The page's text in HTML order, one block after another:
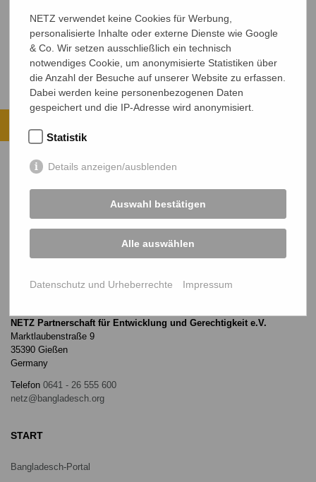
How They Stop It!
protestiert gegen Kürzungen in der
Entwicklungszusammenarbeit
Ihre Spende kommt an.
JETZT SPENDEN
Sichere SSL-Verbindung
NETZ Partnerschaft für Entwicklung und Gerechtigkeit e.V.
Marktlaubenstraße 9
35390 Gießen
Germany
Telefon 0641 - 26 555 600
netz@bangladesch.org
START
Bangladesch-Portal
NETZ verwendet keine Cookies für Werbung,
personalisierte Inhalte oder externe Dienste wie Google
& Co. Wir setzen ausschließlich ein technisch
notwendiges Cookie, um anonymisierte Statistiken über
die Anzahl der Besuche auf unserer Website zu erfassen.
Dabei werden keine personenbezogenen Daten
gespeichert und die IP-Adresse wird anonymisiert.
Statistik
Details anzeigen/ausblenden
Auswahl bestätigen
Alle auswählen
Datenschutz und Urheberrechte Impressum